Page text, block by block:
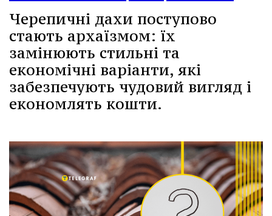
Черепичні дахи поступово
стають архаїзмом: їх
замінюють стильні та
економічні варіанти, які
забезпечують чудовий вигляд і
економлять кошти.